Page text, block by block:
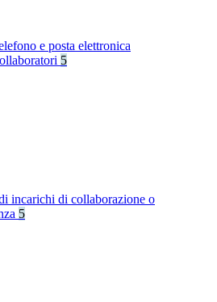
e posta elettronica
5
incarichi di collaborazione o
5